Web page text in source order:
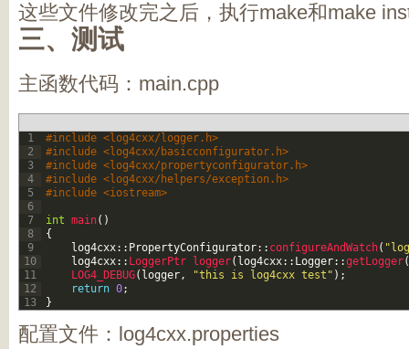
这些文件修改完之后，执行make和make
三、测试
主函数代码：main.cpp
1
2
3
4
5
6
7
8
9
10
11
12
13
#include <log4cxx/logger.h>
#include <log4cxx/basicconfigurator.h>
#include <log4cxx/propertyconfigurator.h>
#include <log4cxx/helpers/exception.h>
#include <iostream>
int main( )
{
log4cxx:: PropertyConfigurator:: configureAndWatch(
log4cxx:: LoggerPtr logger( log4cxx:: Logger::getLogger(
LOG4_DEBUG( logger, "this is log4cxx test" ) ;
return 0;
}
配置文件：log4cxx.properties